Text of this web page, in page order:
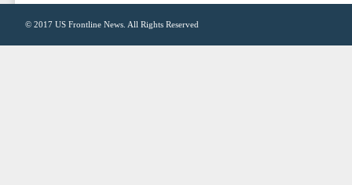
© 2017 US Frontline News . All Rights Reserved